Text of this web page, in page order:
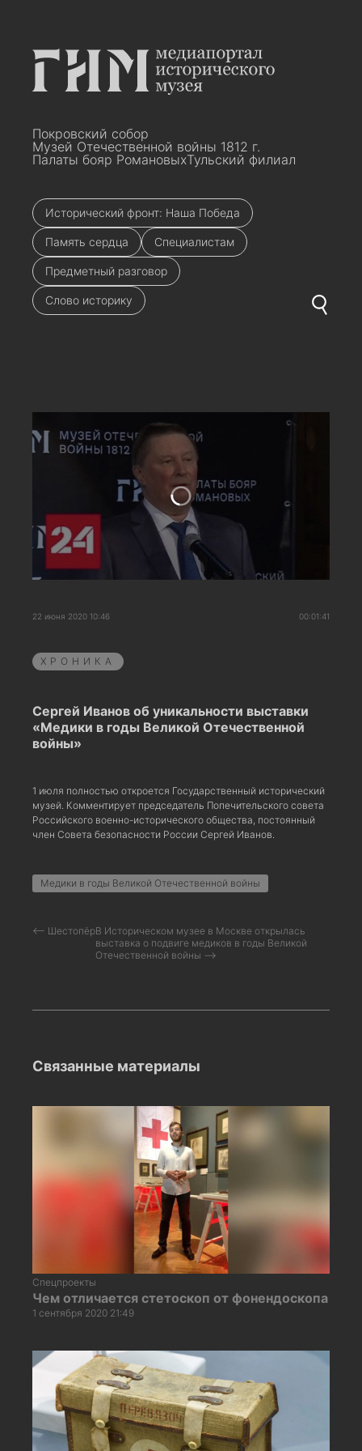
Покровский собор
Музей Отечественной войны 1812 г.
Палаты бояр РомановыхТульский филиал
Исторический фронт: Наша Победа
Память сердца Специалистам
Предметный разговор
Слово историку
22 июня 2020 10:46 00:01:41
ХРОНИКА
Сергей Иванов об уникальности выставки
«Медики в годы Великой Отечественной
войны»
1 июля полностью откроется Государственный исторический
музей. Комментирует председатель Попечительского совета
Российского военно-исторического общества, постоянный
член Совета безопасности России Сергей Иванов.
Медики в годы Великой Отечественной войны
⟵ ШестопёрВ Историческом музее в Москве открылась
выставка о подвиге медиков в годы Великой
Отечественной войны ⟶
Связанные материалы
Спецпроекты
Чем отличается стетоскоп от фонендоскопа
1 сентября 2020 21:49